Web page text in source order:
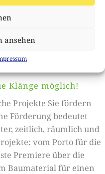
ansehen
ob durch Einzel-,
uns auf Sie.
Klänge möglich!
Projekte Sie fördern
Förderung bedeutet
zeitlich, räumlich und
vom Porto für die
Premiere über die
Baumaterial für einen